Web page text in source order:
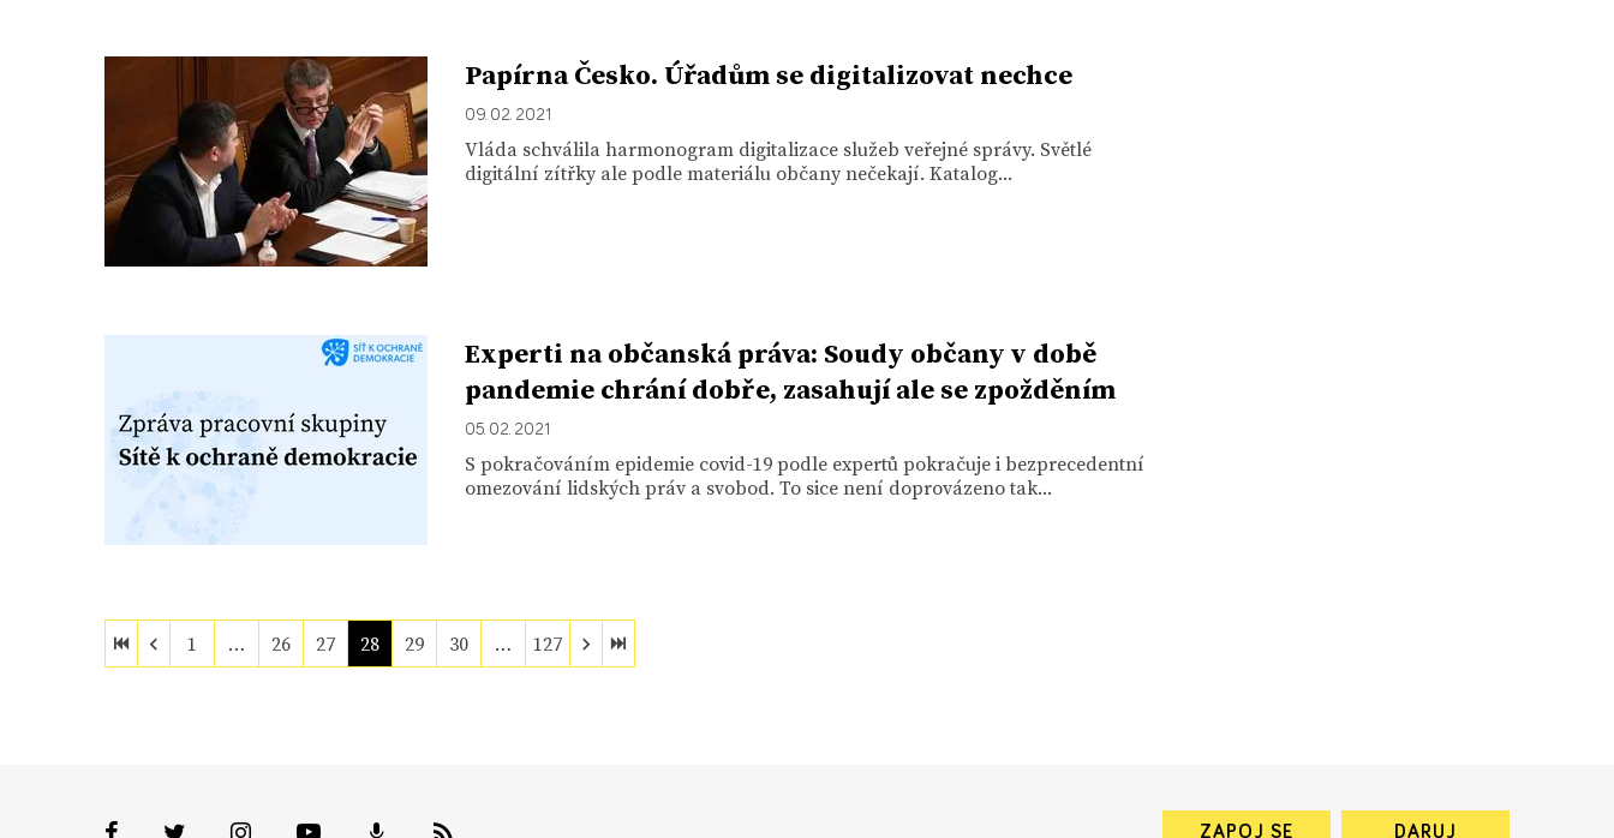
Papírna Česko. Úřadům se digitalizovat nechce
09. 02. 2021
Vláda schválila harmonogram digitalizace služeb veřejné správy. Světlé
digitální zítřky ale podle materiálu občany nečekají. Katalog...
Experti na občanská práva: Soudy občany v době
pandemie chrání dobře, zasahují ale se zpožděním
05. 02. 2021
S pokračováním epidemie covid-19 podle expertů pokračuje i bezprecedentní
omezování lidských práv a svobod. To sice není doprovázeno tak...
1 … 26 27 28 29 30 … 127
ZAPOJ SE DARUJ